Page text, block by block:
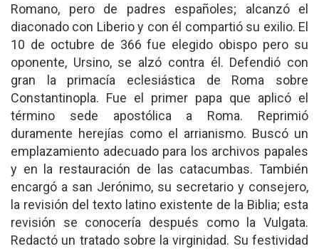
Romano, pero de padres españoles; alcanzó el
diaconado con Liberio y con él compartió su exilio. El
10 de octubre de 366 fue elegido obispo pero su
oponente, Ursino, se alzó contra él. Defendió con
gran la primacía eclesiástica de Roma sobre
Constantinopla. Fue el primer papa que aplicó el
término sede apostólica a Roma. Reprimió
duramente herejías como el arrianismo. Buscó un
emplazamiento adecuado para los archivos papales
y en la restauración de las catacumbas. También
encargó a san Jerónimo, su secretario y consejero,
la revisión del texto latino existente de la Biblia; esta
revisión se conocería después como la Vulgata.
Redactó un tratado sobre la virginidad. Su festividad